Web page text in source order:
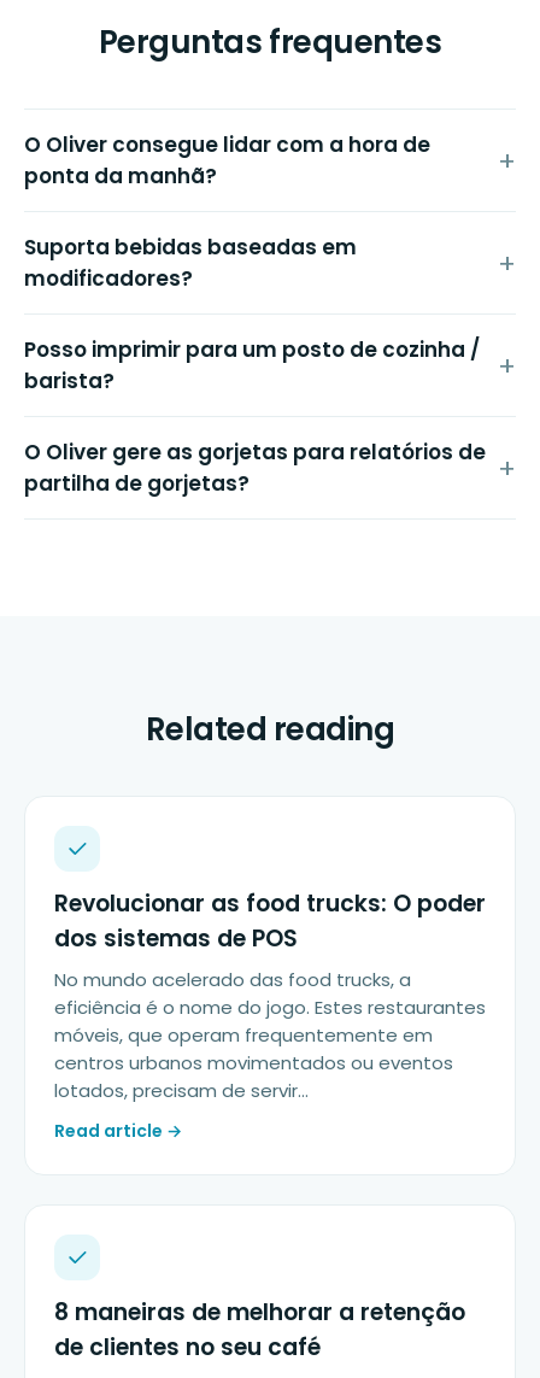
Perguntas frequentes
O Oliver consegue lidar com a hora de
ponta da manhã?
Suporta bebidas baseadas em
modificadores?
Posso imprimir para um posto de cozinha /
barista?
O Oliver gere as gorjetas para relatórios de
partilha de gorjetas?
Related reading
Revolucionar as food trucks: O poder
dos sistemas de POS
No mundo acelerado das food trucks, a
eficiência é o nome do jogo. Estes restaurantes
móveis, que operam frequentemente em
centros urbanos movimentados ou eventos
lotados, precisam de servir…
Read article →
8 maneiras de melhorar a retenção
de clientes no seu café